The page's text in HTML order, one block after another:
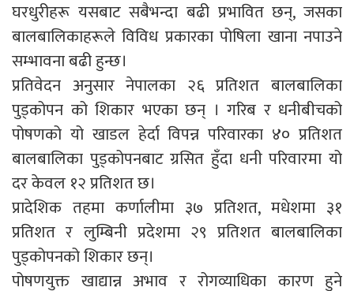
घरधुरीहरू यसबाट सबैभन्दा बढी प्रभावित छन्, जसका
बालबालिकाहरूले विविध प्रकारका पोषिला खाना नपाउने
सम्भावना बढी हुन्छ।
प्रतिवेदन अनुसार नेपालका २६ प्रतिशत बालबालिका
पुड्कोपन को शिकार भएका छन् । गरिब र धनीबीचको
पोषणको यो खाडल हेर्दा विपन्न परिवारका ४० प्रतिशत
बालबालिका पुड्कोपनबाट ग्रसित हुँदा धनी परिवारमा यो
दर केवल १२ प्रतिशत छ।
प्रादेशिक तहमा कर्णालीमा ३७ प्रतिशत, मधेशमा ३१
प्रतिशत र लुम्बिनी प्रदेशमा २९ प्रतिशत बालबालिका
पुड्कोपनको शिकार छन्।
पोषणयुक्त खाद्यान्न अभाव र रोगव्याधिका कारण हुने